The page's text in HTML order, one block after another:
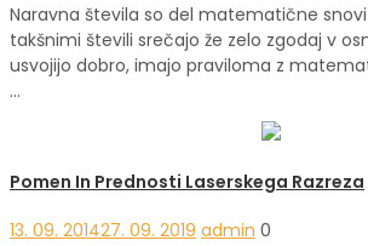
Naravna števila so del matematične snovi
takšnimi števili srečajo že zelo zgodaj v
usvojijo dobro, imajo praviloma z
…
Pomen In Prednosti Laserskega Razreza
13. 09. 201427. 09. 2019 admin 0